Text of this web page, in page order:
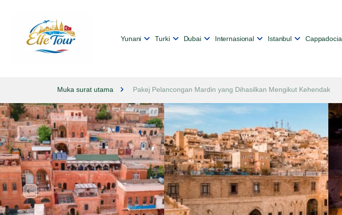
Yunani Turki Dubai Internasional Istanbul Cappadocia
Muka surat utama Pakej Pelancongan Mardin yang Dihasilkan Mengikut Kehendak